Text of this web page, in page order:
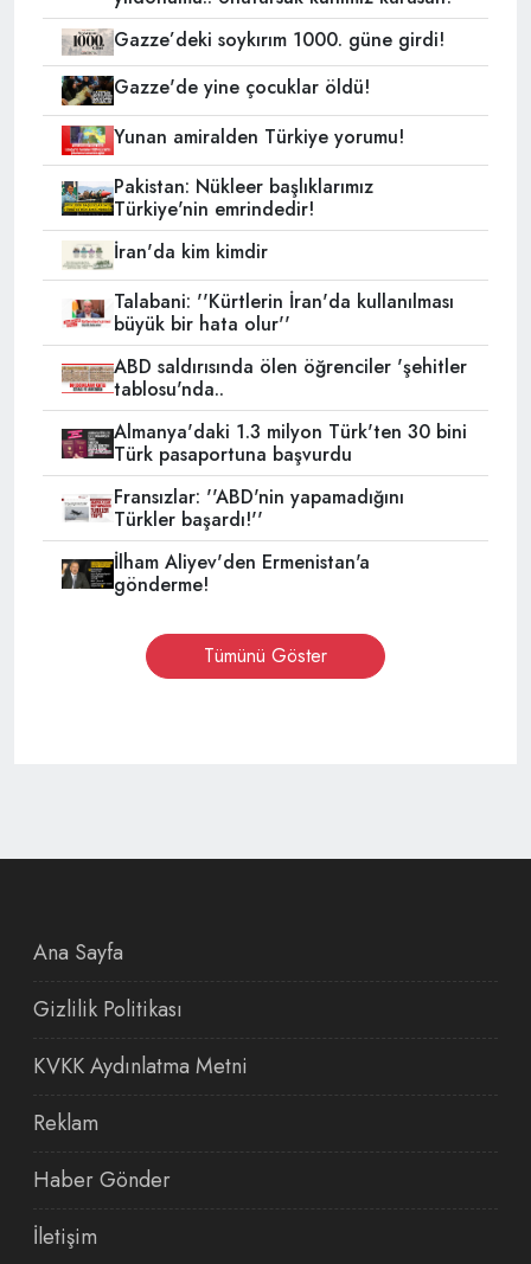
Gazze’deki soykırım 1000. güne girdi!
Gazze'de yine çocuklar öldü!
Yunan amiralden Türkiye yorumu!
Pakistan: Nükleer başlıklarımız
Türkiye'nin emrindedir!
İran'da kim kimdir
Talabani: ''Kürtlerin İran'da kullanılması
büyük bir hata olur''
ABD saldırısında ölen öğrenciler 'şehitler
tablosu'nda..
Almanya'daki 1.3 milyon Türk'ten 30 bini
Türk pasaportuna başvurdu
Fransızlar: ''ABD'nin yapamadığını
Türkler başardı!''
İlham Aliyev'den Ermenistan'a
gönderme!
Tümünü Göster
Ana Sayfa
Gizlilik Politikası
KVKK Aydınlatma Metni
Reklam
Haber Gönder
İletişim